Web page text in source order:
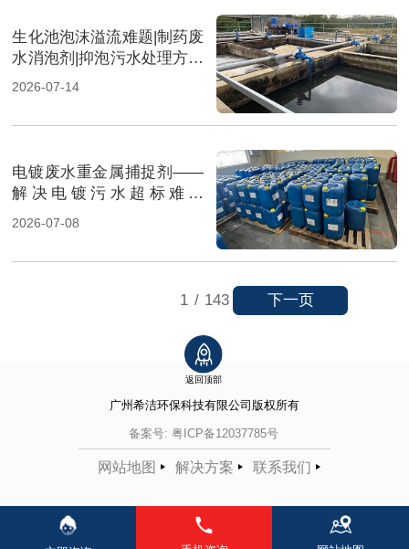
生化池泡沫溢流难题|制药废
水消泡剂|抑泡污水处理方案
（图）
2026-07-14
电镀废水重金属捕捉剂——
解决电镀污水超标难题
（图）
2026-07-08
1 / 143 下一页
返回顶部
广州希洁环保科技有限公司 版权所有
备案号: 粤ICP备12037785号
网站地图 解决方案 联系我们